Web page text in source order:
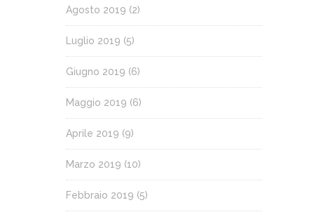
Agosto 2019 (2)
Luglio 2019 (5)
Giugno 2019 (6)
Maggio 2019 (6)
Aprile 2019 (9)
Marzo 2019 (10)
Febbraio 2019 (5)